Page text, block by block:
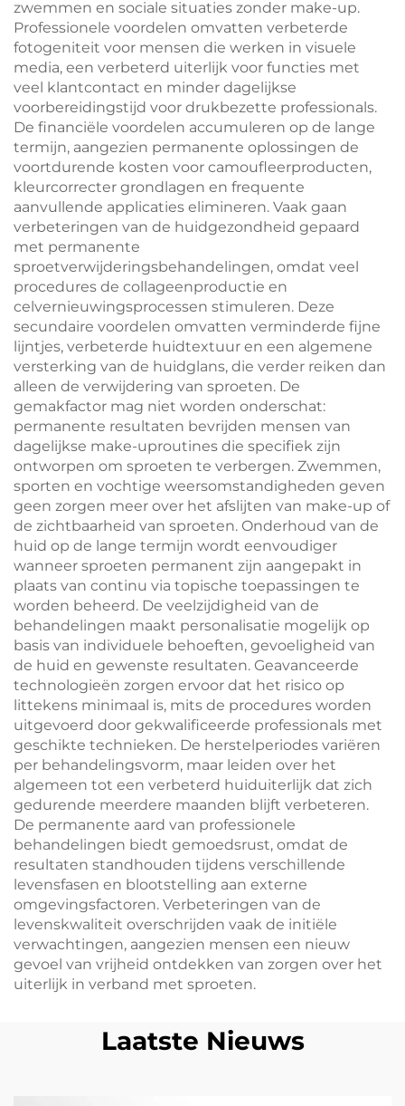
zwemmen en sociale situaties zonder make-up.
Professionele voordelen omvatten verbeterde
fotogeniteit voor mensen die werken in visuele
media, een verbeterd uiterlijk voor functies met
veel klantcontact en minder dagelijkse
voorbereidingstijd voor drukbezette professionals.
De financiële voordelen accumuleren op de lange
termijn, aangezien permanente oplossingen de
voortdurende kosten voor camoufleerproducten,
kleurcorrecter grondlagen en frequente
aanvullende applicaties elimineren. Vaak gaan
verbeteringen van de huidgezondheid gepaard
met permanente
sproetverwijderingsbehandelingen, omdat veel
procedures de collageenproductie en
celvernieuwingsprocessen stimuleren. Deze
secundaire voordelen omvatten verminderde fijne
lijntjes, verbeterde huidtextuur en een algemene
versterking van de huidglans, die verder reiken dan
alleen de verwijdering van sproeten. De
gemakfactor mag niet worden onderschat:
permanente resultaten bevrijden mensen van
dagelijkse make-uproutines die specifiek zijn
ontworpen om sproeten te verbergen. Zwemmen,
sporten en vochtige weersomstandigheden geven
geen zorgen meer over het afslijten van make-up of
de zichtbaarheid van sproeten. Onderhoud van de
huid op de lange termijn wordt eenvoudiger
wanneer sproeten permanent zijn aangepakt in
plaats van continu via topische toepassingen te
worden beheerd. De veelzijdigheid van de
behandelingen maakt personalisatie mogelijk op
basis van individuele behoeften, gevoeligheid van
de huid en gewenste resultaten. Geavanceerde
technologieën zorgen ervoor dat het risico op
littekens minimaal is, mits de procedures worden
uitgevoerd door gekwalificeerde professionals met
geschikte technieken. De herstelperiodes variëren
per behandelingsvorm, maar leiden over het
algemeen tot een verbeterd huiduiterlijk dat zich
gedurende meerdere maanden blijft verbeteren.
De permanente aard van professionele
behandelingen biedt gemoedsrust, omdat de
resultaten standhouden tijdens verschillende
levensfasen en blootstelling aan externe
omgevingsfactoren. Verbeteringen van de
levenskwaliteit overschrijden vaak de initiële
verwachtingen, aangezien mensen een nieuw
gevoel van vrijheid ontdekken van zorgen over het
uiterlijk in verband met sproeten.
Laatste Nieuws